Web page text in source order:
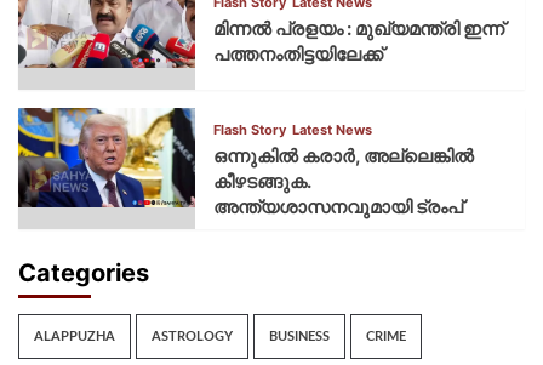
മിന്നല്‍ പ്രളയം : മുഖ്യമന്ത്രി ഇന്ന്
പത്തനംതിട്ടയിലേക്ക്
Flash Story Latest News
ഒന്നുകില്‍ കരാര്‍, അല്ലെങ്കില്‍
കീഴടങ്ങുക.
അന്ത്യശാസനവുമായി ട്രംപ്
Categories
ALAPPUZHA ASTROLOGY BUSINESS CRIME